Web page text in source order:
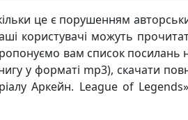
це є порушенням
користувачі можуть
вам список посилань
у форматі mp3), скачати
Аркейн. League of